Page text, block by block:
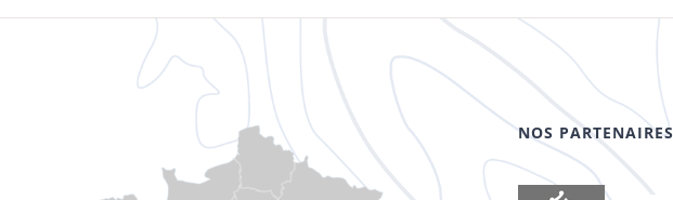
NOS PARTENAIRES